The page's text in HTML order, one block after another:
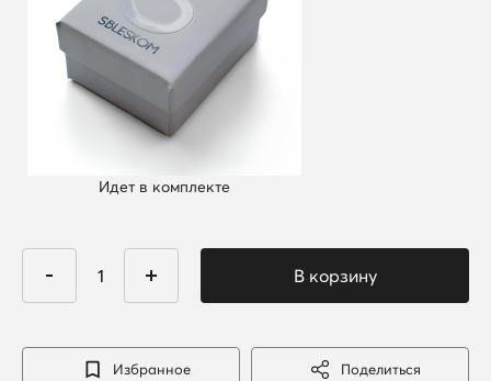
Идет в комплекте
Избранное Поделиться